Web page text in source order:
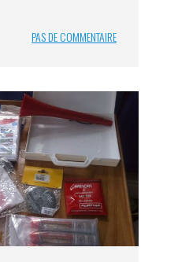
PAS DE COMMENTAIRE